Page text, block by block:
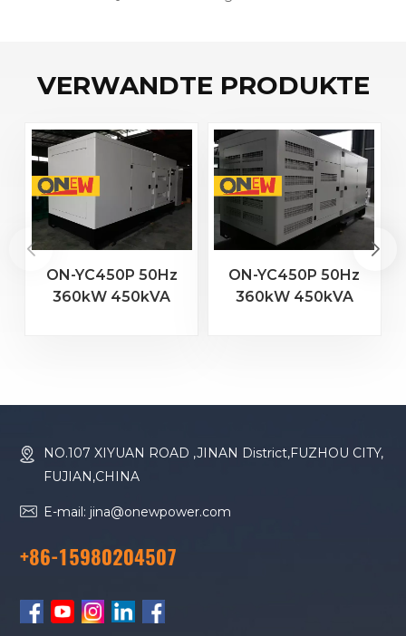
VERWANDTE PRODUKTE
ON-YC450P 50Hz
360kW 450kVA
ON-YC450P 50Hz
360kW 450kVA
NO.107 XIYUAN ROAD ,JINAN District,FUZHOU CITY,
FUJIAN,CHINA
E-mail: jina@onewpower.com
+86-15980204507